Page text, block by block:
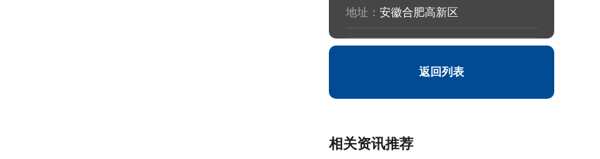
地址： 安徽合肥高新区
返回列表
相关资讯推荐